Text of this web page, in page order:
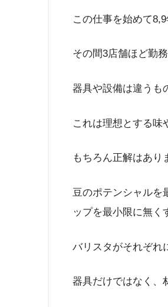
この仕事を始めて
その間3店舗ほど勤
器具や設備は違うも
これは理想とする味
もちろん正解はあり
豆のポテンシャルを
ップを最小限に無く
バリスタがそれぞれ
器具だけではなく、